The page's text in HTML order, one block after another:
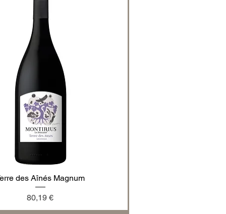
Aperçu rapide
des Aînés Magnum
Prix
80,19 €